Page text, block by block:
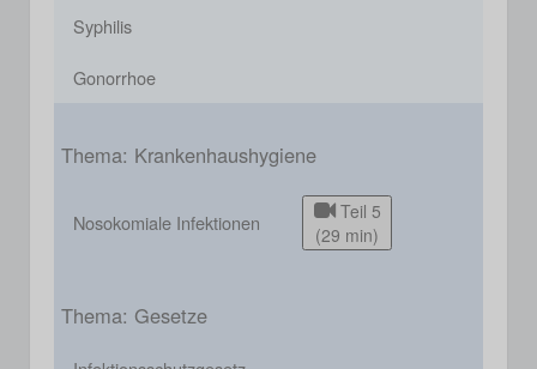
Syphilis
Gonorrhoe
Thema: Krankenhaushygiene
Nosokomiale Infektionen
Teil 5
(29 min)
Thema: Gesetze